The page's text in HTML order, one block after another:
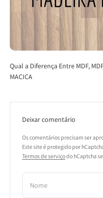
Qual a Diferença Entre MDF,
MACIÇA
Deixar comentário
Os comentários precisam ser
Este site é protegido por
Termos de serviçodo hCaptcha
Nome